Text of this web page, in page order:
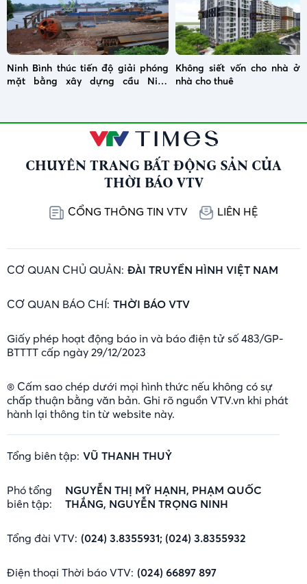
Ninh Bình thúc tiến độ giải phóng
mặt bằng xây dựng cầu Ninh
Không siết vốn cho nhà ở
nhà cho thuê
CHUYÊN TRANG BẤT ĐỘNG SẢN CỦA
THỜI BÁO VTV
CỔNG THÔNG TIN VTV LIÊN HỆ
CƠ QUAN CHỦ QUẢN: ĐÀI TRUYỀN HÌNH VIỆT NAM
CƠ QUAN BÁO CHÍ: THỜI BÁO VTV
Giấy phép hoạt động báo in và báo điện tử số 483/GP-
BTTTT cấp ngày 29/12/2023
® Cấm sao chép dưới mọi hình thức nếu không có sự
chấp thuận bằng văn bản. Ghi rõ nguồn VTV.vn khi phát
hành lại thông tin từ website này.
Tổng biên tập: VŨ THANH THUỶ
Phó tổng
biên tập:
NGUYỄN THỊ MỸ HẠNH, PHẠM QUỐC
THẮNG, NGUYỄN TRỌNG NINH
Tổng đài VTV: (024) 3.8355931; (024) 3.8355932
Điện thoại Thời báo VTV: (024) 66897 897